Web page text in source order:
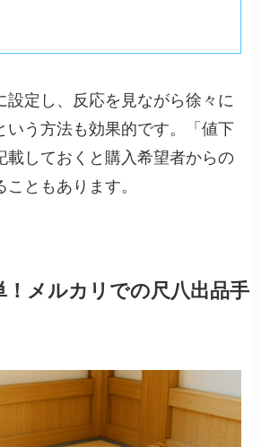
設定し、反応を見ながら徐々に
いう方法も効果的です。「値下
載しておくと購入希望者からの
ともあります。
！メルカリでの尺八出品手